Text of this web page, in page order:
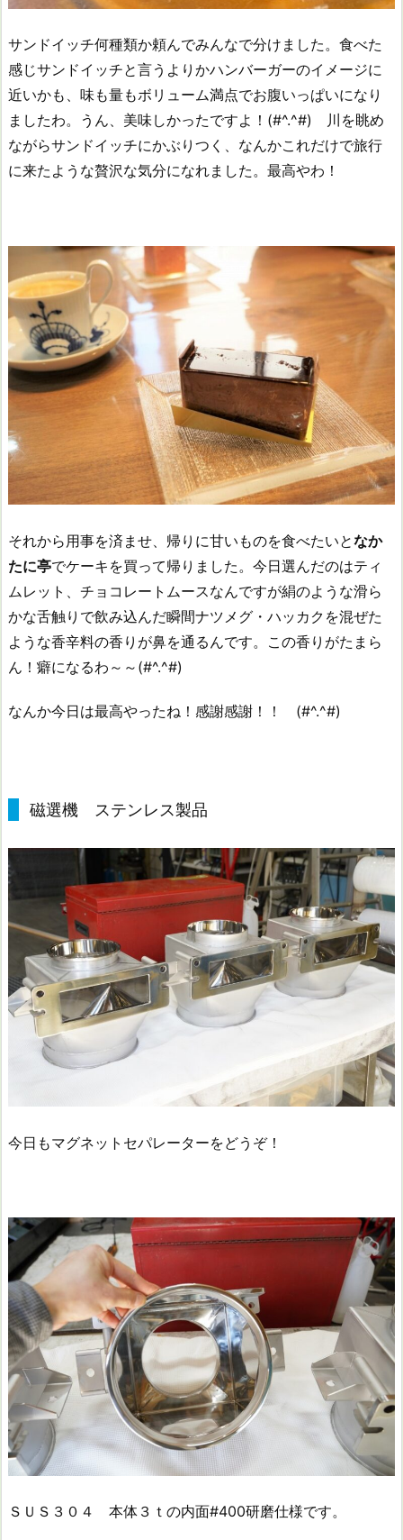
サンドイッチ何種類か頼んでみんなで分けました。食べた
感じサンドイッチと言うよりかハンバーガーのイメージに
近いかも、味も量もボリューム満点でお腹いっぱいになり
ましたわ。うん、美味しかったですよ！(#^.^#) 川を眺め
ながらサンドイッチにかぶりつく、なんかこれだけで旅行
に来たような贅沢な気分になれました。最高やわ！
それから用事を済ませ、帰りに甘いものを食べたいとなか
たに亭でケーキを買って帰りました。今日選んだのはティ
ムレット、チョコレートムースなんですが絹のような滑ら
かな舌触りで飲み込んだ瞬間ナツメグ・ハッカクを混ぜた
ような香辛料の香りが鼻を通るんです。この香りがたまら
ん！癖になるわ～～(#^.^#)
なんか今日は最高やったね！感謝感謝！！ (#^.^#)
磁選機 ステンレス製品
今日もマグネットセパレーターをどうぞ！
ＳＵＳ３０４ 本体３ｔの内面#400研磨仕様です。